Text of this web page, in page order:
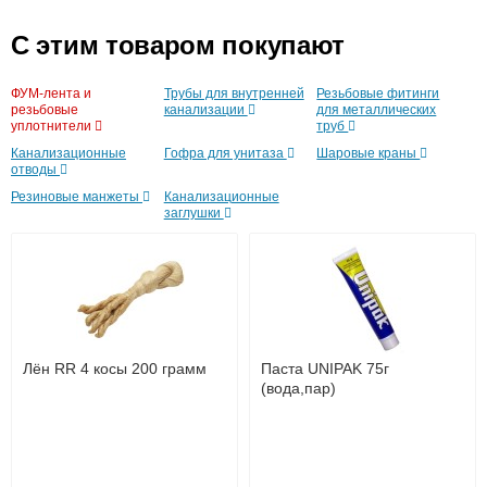
услуга платная
возможность
Доставка в регионы России.
пластиковый Standart
160/160
780
Подробнее
ф110 х 2000мм "Ostendorf"
2,7мм
1 105
Подробнее
ф110 х 1000мм "Ostendorf"
Подробнее
1 2 3 6 7 8 9
C этим товаром покупают
ФУМ-лента и
резьбовые
уплотнители
Трубы для внутренней
канализации
Резьбовые фитинги
для металлических
труб
Канализационные
отводы
Гофра для унитаза Шаровые краны
Резиновые манжеты
Канализационные
заглушки
Лён RR 4 косы 200 грамм
Паста UNIPAK 75г
(вода,пар)